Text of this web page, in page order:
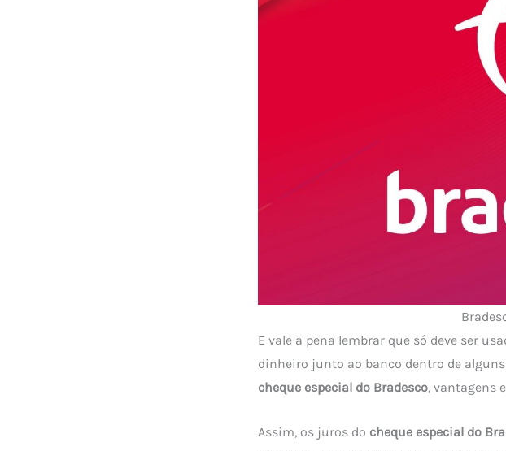
E vale a pena lembrar que só deve ser
dinheiro junto ao banco dentro de
cheque especial do Bradesco, vantagens
Assim, os juros do cheque especial do